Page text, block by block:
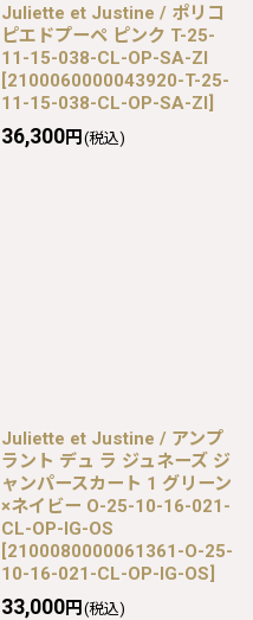
Juliette et Justine / ポリコ
ピエドプーペ ピンク T-25-
11-15-038-CL-OP-SA-ZI
[2100060000043920-T-25-
11-15-038-CL-OP-SA-ZI]
36,300円 (税込)
Juliette et Justine / アンプ
ラント デュ ラ ジュネーズ ジ
ャンパースカート 1 グリーン
×ネイビー O-25-10-16-021-
CL-OP-IG-OS
[2100080000061361-O-25-
10-16-021-CL-OP-IG-OS]
33,000円 (税込)